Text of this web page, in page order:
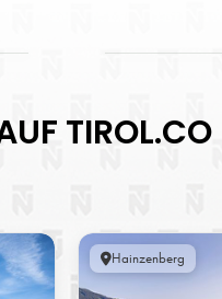
TIROL.CO
Hainzenberg